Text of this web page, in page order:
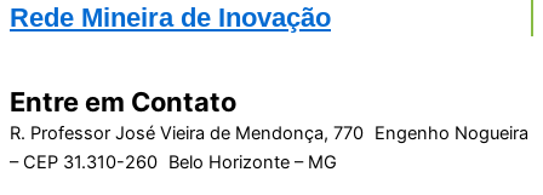
Rede Mineira de Inovação
Entre em Contato
R. Professor José Vieira de Mendonça, 770 Engenho Nogueira
– CEP 31.310-260 Belo Horizonte – MG